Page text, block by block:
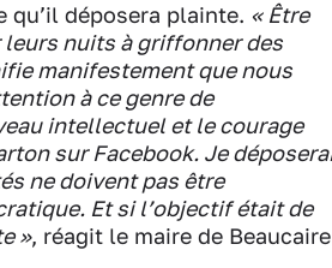
qu’il déposera plainte. « Être
nuits à griffonner des
manifestement que nous
à ce genre de
intellectuel et le courage
sur Facebook. Je
ne doivent pas être
Et si l’objectif était de
», réagit le maire de